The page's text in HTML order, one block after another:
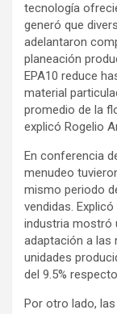
tecnología
generó que
adelantaron
planeación
EPA10 reduce
material
promedio de la
explicó Rogelio
En conferencia
menudeo
mismo periodo
vendidas.
industria mostró
adaptación a las
unidades
del 9.5%
Por otro lado,